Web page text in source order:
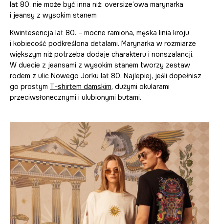
lat 80. nie może być inna niż: oversize’owa marynarka
i jeansy z wysokim stanem
Kwintesencja lat 80. – mocne ramiona, męska linia kroju
i kobiecość podkreślona detalami. Marynarka w rozmiarze
większym niż potrzeba dodaje charakteru i nonszalancji.
W duecie z jeansami z wysokim stanem tworzy zestaw
rodem z ulic Nowego Jorku lat 80. Najlepiej, jeśli dopełnisz
go prostym T-shirtem damskim, dużymi okularami
przeciwsłonecznymi i ulubionymi butami.